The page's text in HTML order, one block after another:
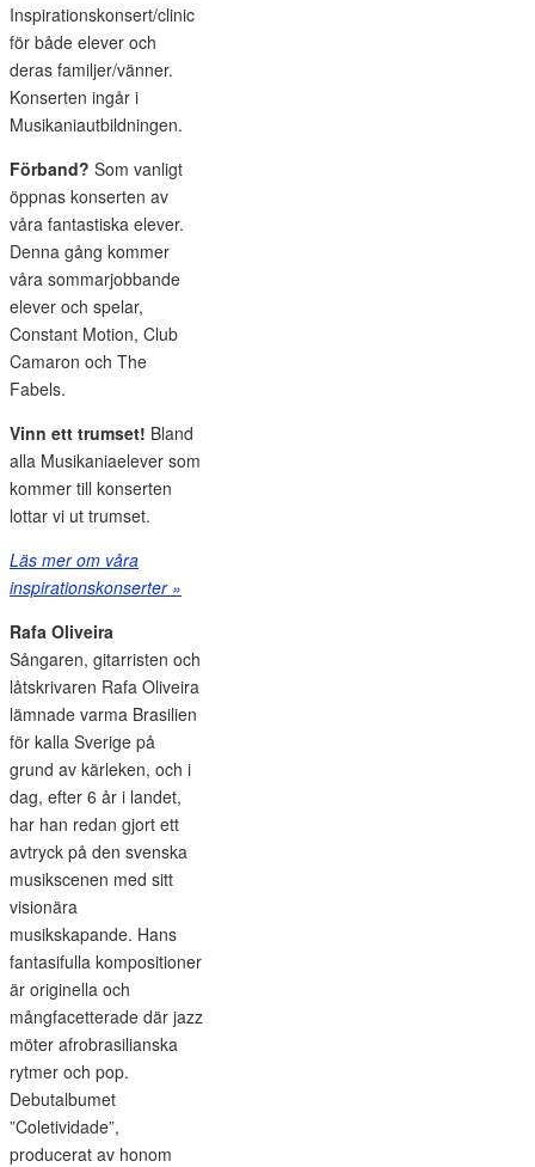
Inspirationskonsert/clinic
för både elever och
deras familjer/vänner.
Konserten ingår i
Musikaniautbildningen.
Förband? Som vanligt
öppnas konserten av
våra fantastiska elever.
Denna gång kommer
våra sommarjobbande
elever och spelar,
Constant Motion, Club
Camaron och The
Fabels.
Vinn ett trumset! Bland
alla Musikaniaelever som
kommer till konserten
lottar vi ut trumset.
Läs mer om våra
inspirationskonserter »
Rafa Oliveira
Sångaren, gitarristen och
låtskrivaren Rafa Oliveira
lämnade varma Brasilien
för kalla Sverige på
grund av kärleken, och i
dag, efter 6 år i landet,
har han redan gjort ett
avtryck på den svenska
musikscenen med sitt
visionära
musikskapande. Hans
fantasifulla kompositioner
är originella och
mångfacetterade där jazz
möter afrobrasilianska
rytmer och pop.
Debutalbumet
”Coletividade”,
producerat av honom